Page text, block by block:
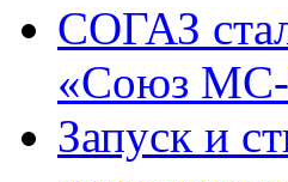
СОГАЗ
«Союз
Запуск и